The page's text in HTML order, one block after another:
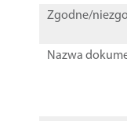
Zgodne/
Nazwa